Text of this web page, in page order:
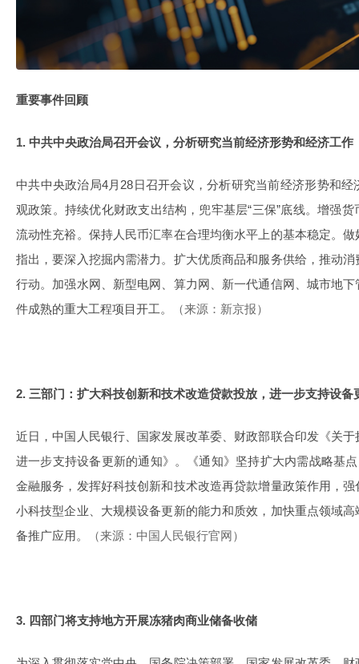
重要事件回顾
1. 中共中央政治局召开会议，分析研究当前经济形势和经济工作
中共中央政治局4月28日召开会议，分析研究当前经济形势和
观政策。持续优化财政支出结构，兜牢基层“三保”底线。增强
流动性充裕。保持人民币汇率在合理均衡水平上的基本稳定。
指出，要深入挖掘内需潜力。扩大优质商品和服务供给，推动
行动。加强水网、新型电网、算力网、新一代通信网、城市地
件成熟的重大工程项目开工。
（来源：新京报）
2. 三部门：扩大科技创新和技术改造贷款投放，进一步支持设备
近日，中国人民银行、国家发展改革委、财政部联合印发《关
进一步支持设备更新的通知》。《通知》坚持扩大内需战略基
金融服务，发挥好科技创新和技术改造再贷款增量政策作用，
小科技型企业、大规模设备更新的能力和质效，加快重点领域
备推广应用。
（来源：中国人民银行官网）
3. 四部门将支持地方开展冻猪肉商业储备收储